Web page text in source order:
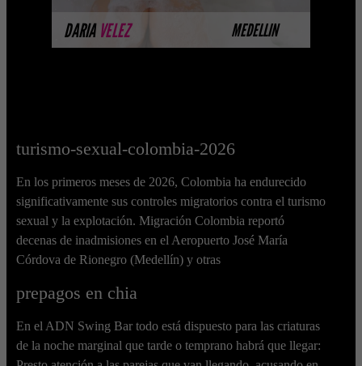
DARIA VELEZ MEDELLIN
MÁS INFORMACIÓN
turismo-sexual-colombia-2026
En los primeros meses de 2026, Colombia ha endurecido
significativamente sus controles migratorios contra el turismo
sexual y la explotación. Migración Colombia reportó
decenas de inadmisiones en el Aeropuerto José María
Córdova de Rionegro (Medellín) y otras
prepagos en chia
En el ADN Swing Bar todo está dispuesto para las criaturas
de la noche marginal que tarde o temprano habrá que llegar: